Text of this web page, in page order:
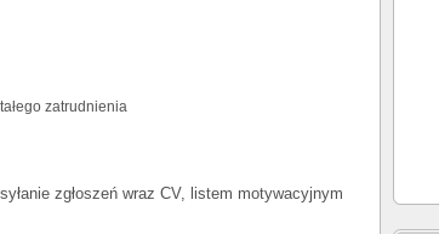
zatrudnienia
zgłoszeń wraz CV, listem motywacyjnym